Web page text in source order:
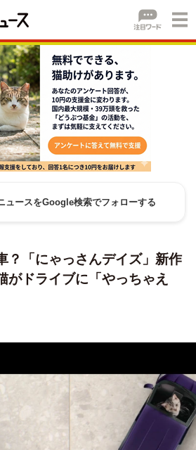
ュースをGoogle検索でフォローする
？「にゃっさんデイズ」新作
ドライブに「やっちゃえ